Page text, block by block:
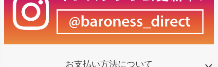
お支払い方法について